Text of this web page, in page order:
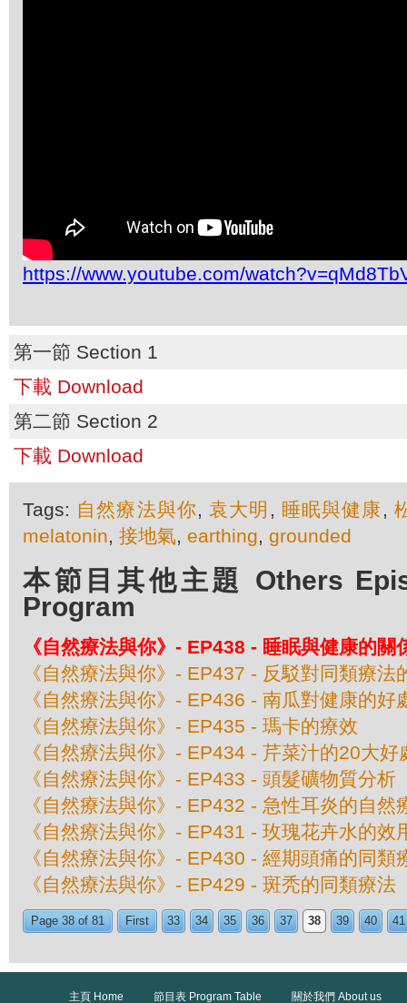
https://www.youtube.com/
第一節 Section 1
下載 Download
第二節 Section 2
下載 Download
Tags: 自然療法與你,袁大明 , 睡眠與健康 ,
melatonin, 接地氣, earthing, grounded
本節目其他主題 Others
Program
《自然療法與你》- EP438 - 睡眠與健康的關
《自然療法與你》- EP437 - 反駁對同類療法
《自然療法與你》- EP436 - 南瓜對健康的好
《自然療法與你》- EP435 - 瑪卡的療效
《自然療法與你》- EP434 - 芹菜汁的20大好
《自然療法與你》- EP433 - 頭髮礦物質分析
《自然療法與你》- EP432 - 急性耳炎的自然
《自然療法與你》- EP431 - 玫瑰花卉水的效
《自然療法與你》- EP430 - 經期頭痛的同類
《自然療法與你》- EP429 - 斑秃的同類療法
Page 38 of 81 First 33 34 35 36 37 38 39 40 41
主頁 Home 節目表 Program Table 關於我們 About us